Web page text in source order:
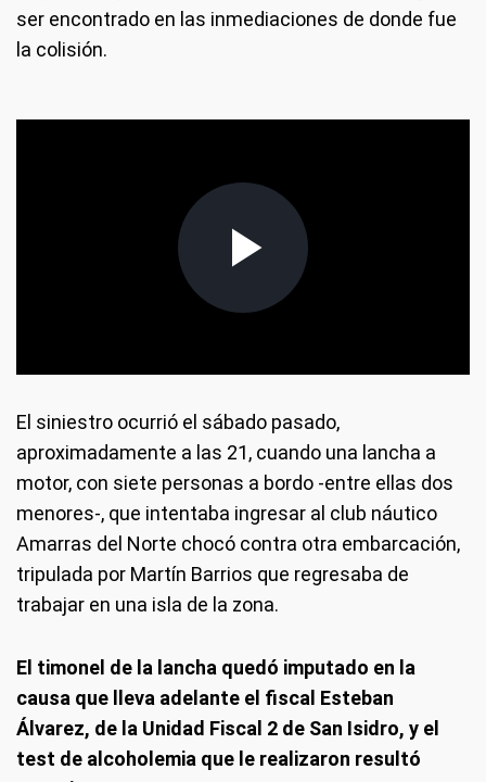
ser encontrado en las inmediaciones de donde fue
la colisión.
El siniestro ocurrió el sábado pasado,
aproximadamente a las 21, cuando una lancha a
motor, con siete personas a bordo -entre ellas dos
menores-, que intentaba ingresar al club náutico
Amarras del Norte chocó contra otra embarcación,
tripulada por Martín Barrios que regresaba de
trabajar en una isla de la zona.
El timonel de la lancha quedó imputado en la
causa que lleva adelante el fiscal Esteban
Álvarez, de la Unidad Fiscal 2 de San Isidro, y el
test de alcoholemia que le realizaron resultó